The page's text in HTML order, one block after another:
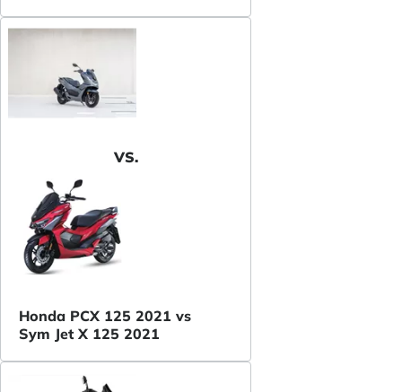
VS.
Honda PCX 125 2021 vs
Sym Jet X 125 2021